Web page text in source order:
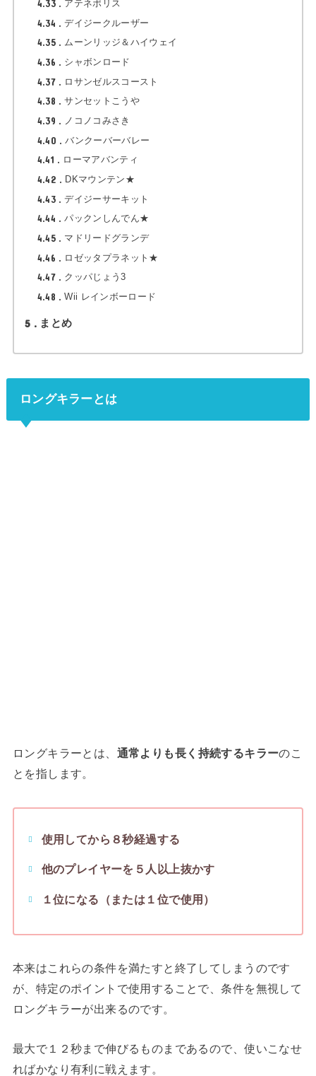
4.33 アテネポリス
4.34 デイジークルーザー
4.35 ムーンリッジ＆ハイウェイ
4.36 シャボンロード
4.37 ロサンゼルスコースト
4.38 サンセットこうや
4.39 ノコノコみさき
4.40 バンクーバーバレー
4.41 ローマアバンティ
4.42 DKマウンテン★
4.43 デイジーサーキット
4.44 パックンしんでん★
4.45 マドリードグランデ
4.46 ロゼッタプラネット★
4.47 クッパじょう3
4.48 Wii レインボーロード
5 まとめ
ロングキラーとは
ロングキラーとは、 通常よりも長く持続するキラーのこ
とを指します。
使用してから８秒経過する
他のプレイヤーを５人以上抜かす
１位になる（または１位で使用）
本来はこれらの条件を満たすと終了してしまうのです
が、特定のポイントで使用することで、条件を無視して
ロングキラーが出来るのです。
最大で１２秒まで伸びるものまであるので、使いこなせ
ればかなり有利に戦えます。